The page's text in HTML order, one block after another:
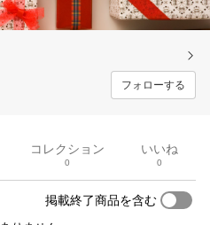
フォローする
コレクション
0
いいね
0
掲載終了商品を含む